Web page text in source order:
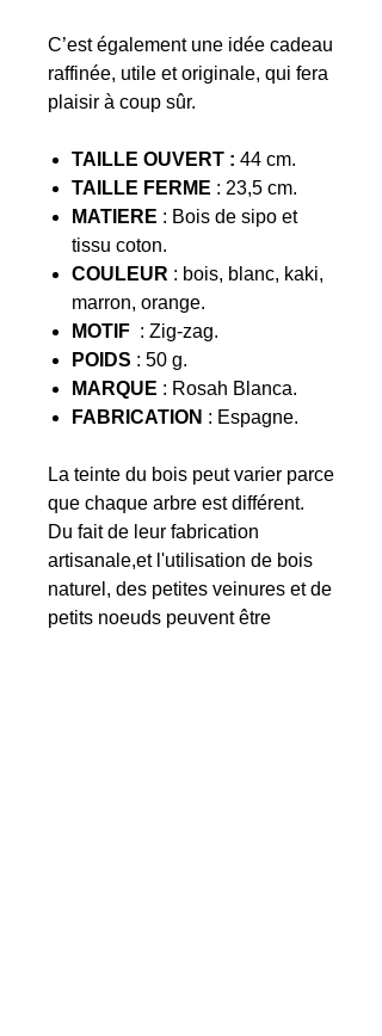
C’est également une idée cadeau
raffinée, utile et originale, qui fera
plaisir à coup sûr.
TAILLE OUVERT : 44 cm.
TAILLE FERME : 23,5 cm.
MATIERE : Bois de sipo et
tissu coton.
COULEUR : bois, blanc, kaki,
marron, orange.
MOTIF : Zig-zag.
POIDS : 50 g.
MARQUE : Rosah Blanca.
FABRICATION : Espagne.
La teinte du bois peut varier parce
que chaque arbre est différent.
Du fait de leur fabrication
artisanale,et l'utilisation de bois
naturel, des petites veinures et de
petits noeuds peuvent être